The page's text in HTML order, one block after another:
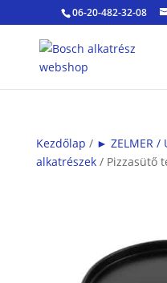
06-20-482-32-08
Kezdőlap / ► ZELMER /
alkatrészek/ Pizzasütő